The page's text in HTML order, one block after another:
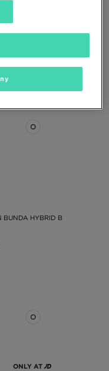
BUNDA HYBRID B
ONLY AT